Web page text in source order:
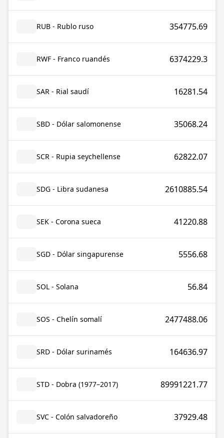
RUB - Rublo ruso 354775.69
RWF - Franco ruandés 6374229.3
SAR - Rial saudí 16281.54
SBD - Dólar salomonense 35068.24
SCR - Rupia seychellense 62822.07
SDG - Libra sudanesa 2610885.54
SEK - Corona sueca 41220.88
SGD - Dólar singapurense 5556.68
SOL - Solana 56.84
SOS - Chelín somalí 2477488.06
SRD - Dólar surinamés 164636.97
STD - Dobra (1977–2017) 89991221.77
SVC - Colón salvadoreño 37929.48